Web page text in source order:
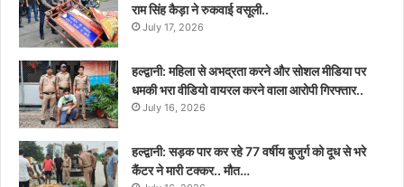
राम सिंह कैड़ा ने रुकवाई वसूली..
July 17, 2026
हल्द्वानी: महिला से अभद्रता करने और सोशल मीडिया पर
धमकी भरा वीडियो वायरल करने वाला आरोपी गिरफ्तार..
July 16, 2026
हल्द्वानी: सड़क पार कर रहे 77 वर्षीय बुजुर्ग को दूध से भरे
कैंटर ने मारी टक्कर.. मौत…